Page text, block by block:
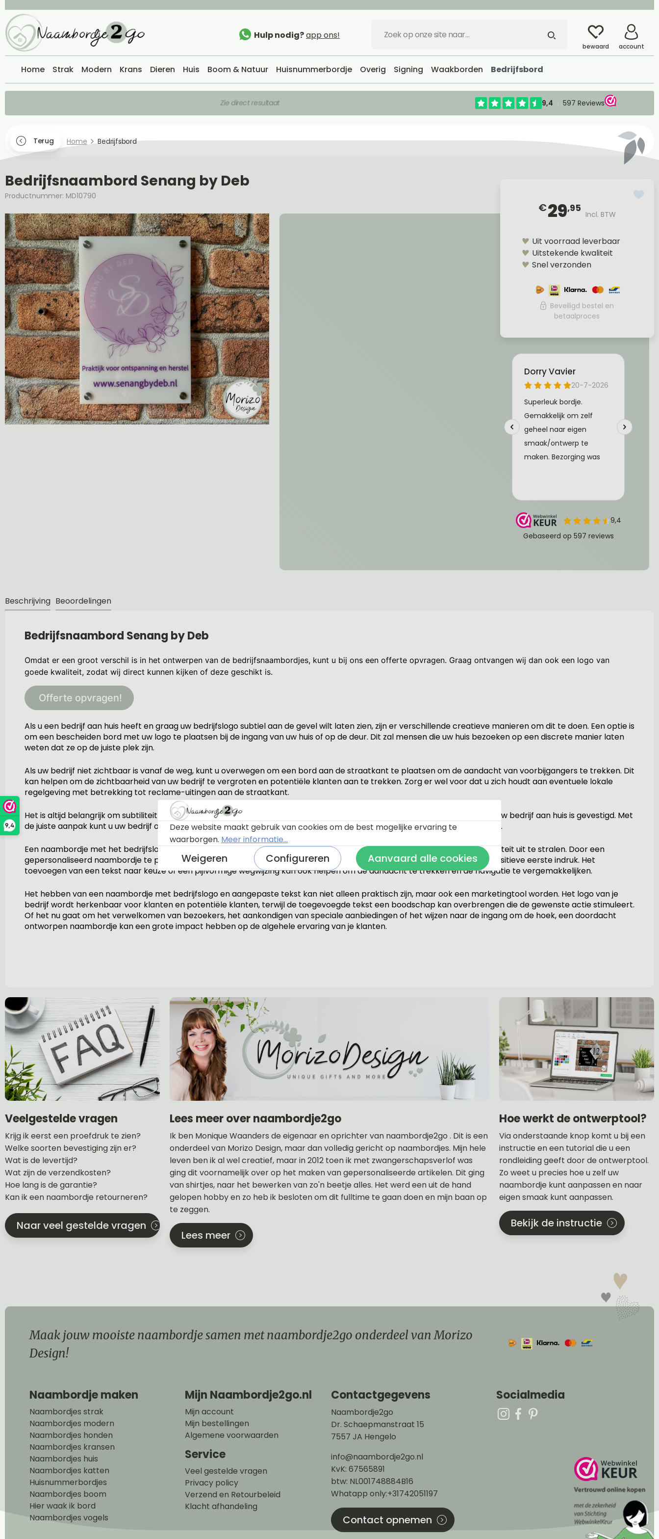
9,4
Hulp nodig?app ons!
bewaard account
Home Strak Modern Krans Dieren Huis Boom & Natuur Huisnummerbordje Overig Signing Waakborden Bedrijfsbord
Zie direct resultaat
Terug Home Bedrijfsbord
Bedrijfsnaambord Senang by Deb
Productnummer: MD10790
€29,95
Incl. BTW
Uit voorraad leverbaar
Uitstekende kwaliteit
Snel verzonden
Beveiligd bestel en
betaalproces
Beschrijving Beoordelingen
Bedrijfsnaambord Senang by Deb
Omdat er een groot verschil is in het ontwerpen van de bedrijfsnaambordjes, kunt u bij ons een offerte opvragen. Graag ontvangen wij dan ook een logo van
goede kwaliteit, zodat wij direct kunnen kijken of deze geschikt is.
Offerte opvragen!
Als u een bedrijf aan huis heeft en graag uw bedrijfslogo subtiel aan de gevel wilt laten zien, zijn er verschillende creatieve manieren om dit te doen. Een optie is
om een bescheiden bord met uw logo te plaatsen bij de ingang van uw huis of op de deur. Dit zal mensen die uw huis bezoeken op een discrete manier laten
weten dat ze op de juiste plek zijn.
Als uw bedrijf niet zichtbaar is vanaf de weg, kunt u overwegen om een bord aan de straatkant te plaatsen om de aandacht van voorbijgangers te trekken. Dit
kan helpen om de zichtbaarheid van uw bedrijf te vergroten en potentiële klanten aan te trekken. Zorg er wel voor dat u zich houdt aan eventuele lokale
regelgeving met betrekking tot reclame-uitingen aan de straatkant.
Het is altijd belangrijk om subtiliteit en professionaliteit in gedachten te houden bij het tonen van uw bedrijfslogo, vooral als uw bedrijf aan huis is gevestigd. Met
de juiste aanpak kunt u uw bedrijf op een effectieve manier promoten zonder afbreuk te doen aan de uitstraling van uw huis.
Een naambordje met het bedrijfslogo is een uitstekende manier om de identiteit van je bedrijf te versterken en professionaliteit uit te stralen. Door een
gepersonaliseerd naambordje te plaatsen bij de ingang van je kantoor of winkel, geef je klanten en bezoekers direct een positieve eerste indruk. Het
toevoegen van een tekst naar keuze of een pijlvormige wegwijzing kan ook helpen om de aandacht te trekken en de navigatie te vergemakkelijken.
Het hebben van een naambordje met bedrijfslogo en aangepaste tekst kan niet alleen praktisch zijn, maar ook een marketingtool worden. Het logo van je
bedrijf wordt herkenbaar voor klanten en potentiële klanten, terwijl de toegevoegde tekst een boodschap kan overbrengen die de gewenste actie stimuleert.
Of het nu gaat om het verwelkomen van bezoekers, het aankondigen van speciale aanbiedingen of het wijzen naar de ingang om de hoek, een doordacht
ontworpen naambordje kan een grote impact hebben op de algehele ervaring van je klanten.
Veelgestelde vragen
Krijg ik eerst een proefdruk te zien?
Welke soorten bevestiging zijn er?
Wat is de levertijd?
Wat zijn de verzendkosten?
Hoe lang is de garantie?
Kan ik een naambordje retourneren?
Naar veel gestelde vragen
Lees meer over naambordje2go
Ik ben Monique Waanders de eigenaar en oprichter van naambordje2go . Dit is een
onderdeel van Morizo Design, maar dan volledig gericht op naambordjes. Mijn hele
leven ben ik al wel creatief, maar in 2012 toen ik met zwangerschapsverlof was
ging dit voornamelijk over op het maken van gepersonaliseerde artikelen. Dit ging
van shirtjes, naar het bewerken van zo'n beetje alles. Het werd een uit de hand
gelopen hobby en zo heb ik besloten om dit fulltime te gaan doen en mijn baan op
te zeggen.
Lees meer
Hoe werkt de ontwerptool?
Via onderstaande knop komt u bij een
instructie en een tutorial die u een
rondleiding geeft door de ontwerptool.
Zo weet u precies hoe u zelf uw
naambordje kunt aanpassen en naar
eigen smaak kunt aanpassen.
Bekijk de instructie
Maak jouw mooiste naambordje samen met naambordje2go onderdeel van Morizo
Design!
Naambordje maken
Naambordjes strak
Naambordjes modern
Naambordjes honden
Naambordjes kransen
Naambordjes huis
Naambordjes katten
Huisnummerbordjes
Naambordjes boom
Hier waak ik bord
Naambordjes vogels
Mijn Naambordje2go.nl
Mijn account
Mijn bestellingen
Algemene voorwaarden
Service
Veel gestelde vragen
Privacy policy
Verzend en Retourbeleid
Klacht afhandeling
Contactgegevens
Naambordje2go
Dr. Schaepmanstraat 15
7557 JA Hengelo
info@naambordje2go.nl
KvK: 67565891
btw: NL001748884B16
Whatapp only:+31742051197
Contact opnemen
Socialmedia
Deze website maakt gebruik van cookies om de best mogelijke ervaring te
waarborgen. Meer informatie...
Weigeren Configureren Aanvaard alle cookies